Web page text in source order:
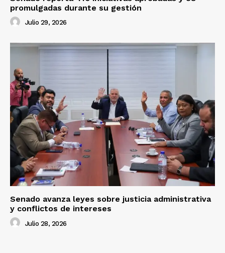
promulgadas durante su gestión
Julio 29, 2026
Senado avanza leyes sobre justicia administrativa
y conflictos de intereses
Julio 28, 2026